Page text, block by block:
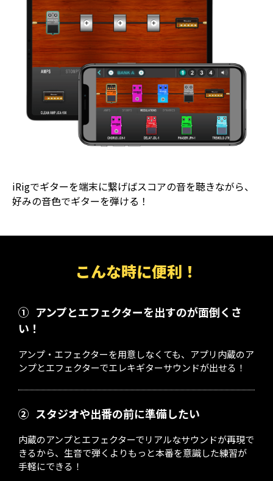
iRigでギターを端末に繋げばスコアの音を聴きながら、
好みの音色でギターを弾ける！
こんな時に便利！
① アンプとエフェクターを出すのが面倒くさ
い！
アンプ・エフェクターを用意しなくても、アプリ内蔵のア
ンプとエフェクターでエレキギターサウンドが出せる！
② スタジオや出番の前に準備したい
内蔵のアンプとエフェクターでリアルなサウンドが再現で
きるから、生音で弾くよりもっと本番を意識した練習が
手軽にできる！